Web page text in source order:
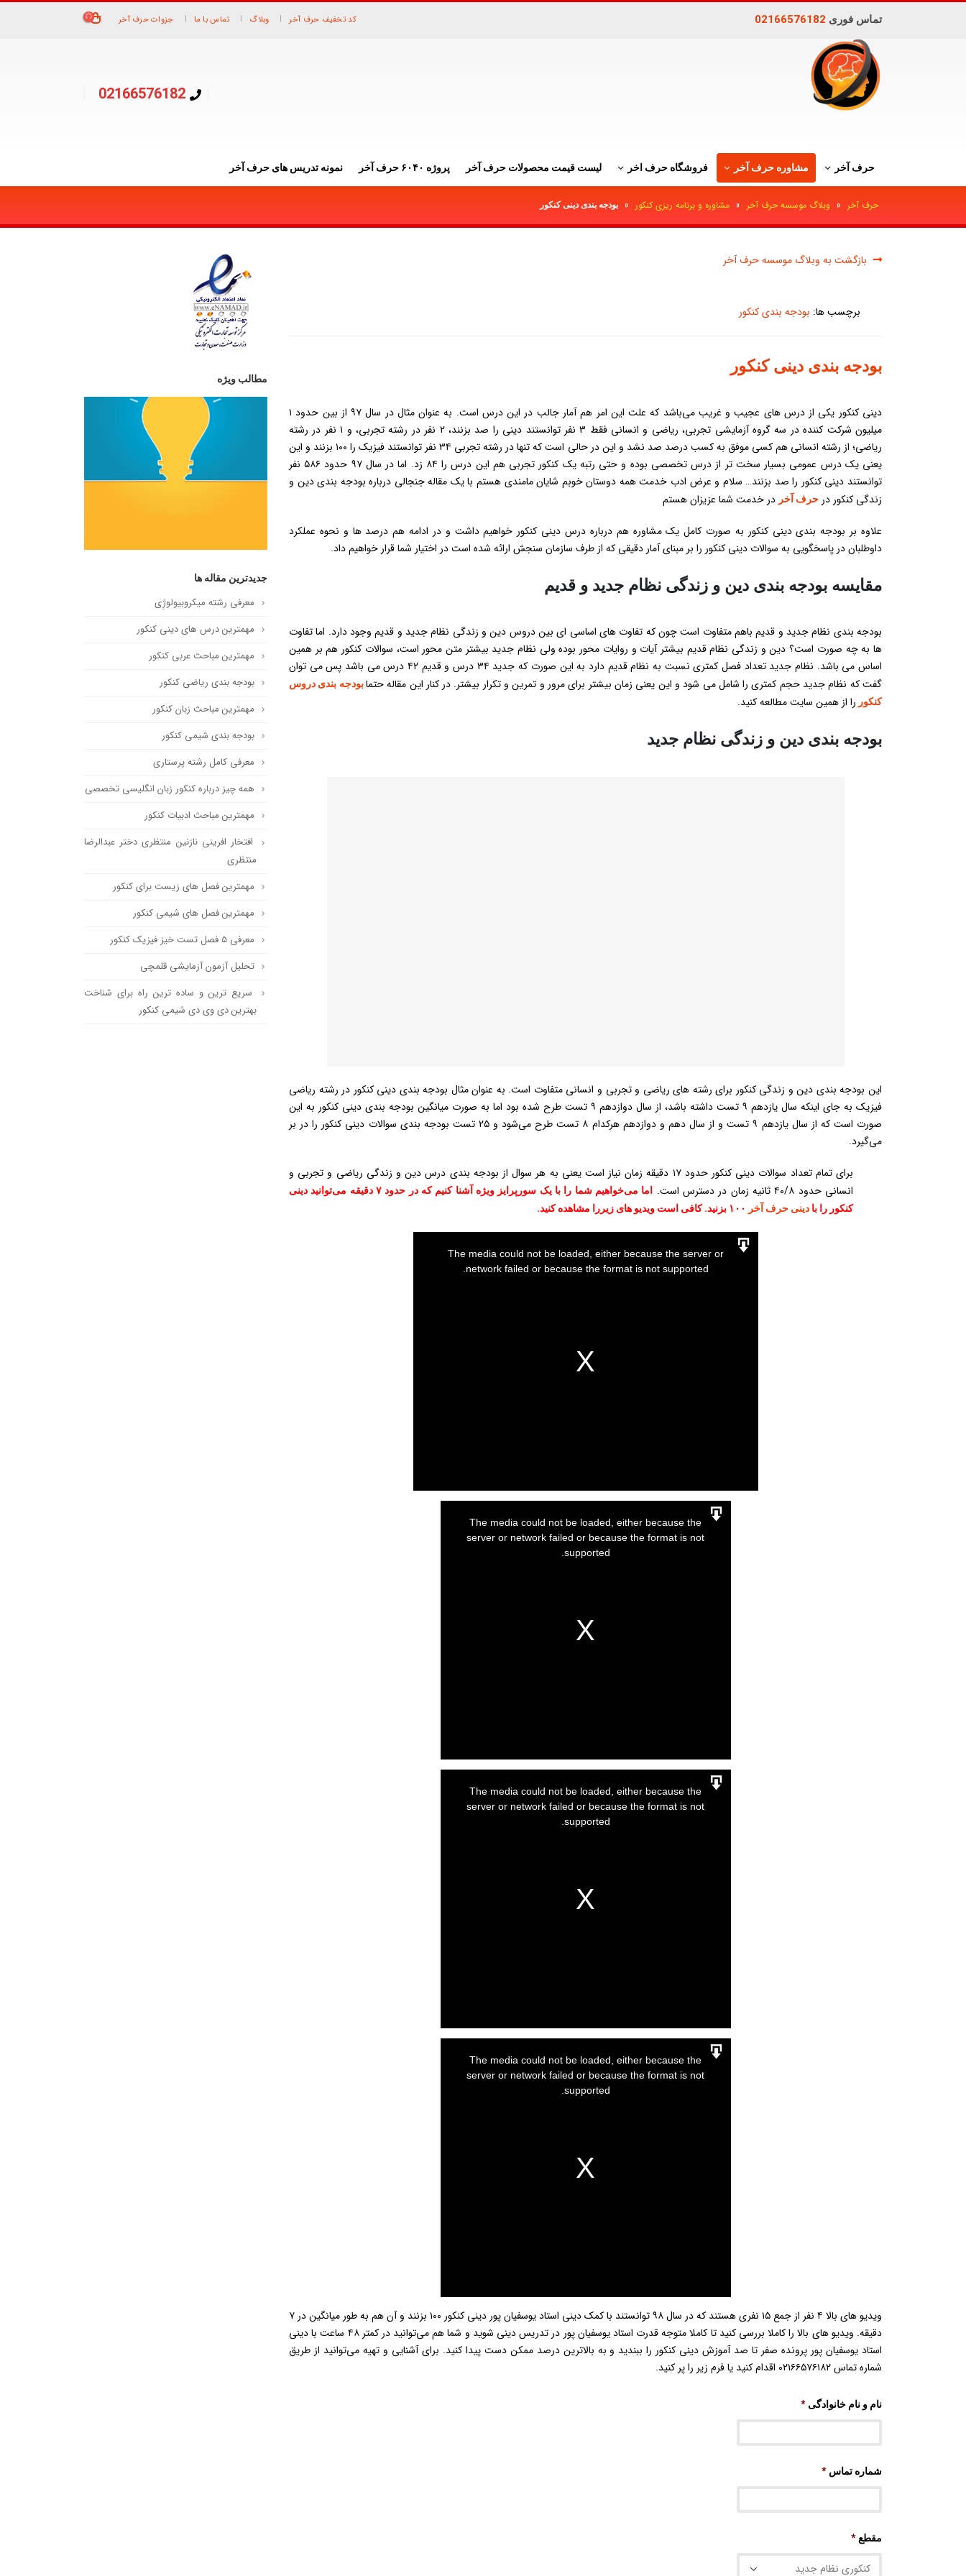
تماس فوری 02166576182 کد تخفیف حرف آخر وبلاگ تماس با ما جزوات حرف آخر
02166576182
حرف آخر مشاوره حرف آخر فروشگاه حرف اخر لیست قیمت محصولات حرف آخر پروژه ۶۰۴۰ حرف آخر نمونه تدریس های حرف آخر
حرف آخر » وبلاگ موسسه حرف آخر » مشاوره و برنامه ریزی کنکور » بودجه بندی دینی کنکور
بازگشت به وبلاگ موسسه حرف آخر
برچسب ها: بودجه بندی کنکور
بودجه بندی دینی کنکور
دینی کنکور یکی از درس های عجیب و غریب می‌باشد که علت این امر هم آمار جالب در این درس است. به عنوان مثال در سال ۹۷ از بین حدود ۱
میلیون شرکت کننده در سه گروه آزمایشی تجربی، ریاضی و انسانی فقط ۳ نفر توانستند دینی را صد بزنند، ۲ نفر در رشته تجربی، و ۱ نفر در رشته
ریاضی؛ از رشته انسانی هم کسی موفق به کسب درصد صد نشد و این در حالی است که تنها در رشته تجربی ۳۴ نفر توانستند فیزیک را ۱۰۰ بزنند و این
یعنی یک درس عمومی بسیار سخت تر از درس تخصصی بوده و حتی رتبه یک کنکور تجربی هم این درس را ۸۴ زد. اما در سال ۹۷ حدود ۵۸۶ نفر
توانستند دینی کنکور را صد بزنند… سلام و عرض ادب خدمت همه دوستان خوبم شایان مامندی هستم با یک مقاله جنجالی درباره بودجه بندی دین و
زندگی کنکور در حرف آخر در خدمت شما عزیزان هستم
علاوه بر بودجه بندی دینی کنکور به صورت کامل یک مشاوره هم درباره درس دینی کنکور خواهیم داشت و در ادامه هم درصد ها و نحوه عملکرد
داوطلبان در پاسخگویی به سوالات دینی کنکور را بر مبنای آمار دقیقی که از طرف سازمان سنجش ارائه شده است در اختیار شما قرار خواهیم داد.
مقایسه بودجه بندی دین و زندگی نظام جدید و قدیم
بودجه بندی نظام جدید و قدیم باهم متفاوت است چون که تفاوت های اساسی ای بین دروس دین و زندگی نظام جدید و قدیم وجود دارد. اما تفاوت
ها به چه صورت است؟ دین و زندگی نظام قدیم بیشتر آیات و روایات محور بوده ولی نظام جدید بیشتر متن محور است، سوالات کنکور هم بر همین
اساس می باشد. نظام جدید تعداد فصل کمتری نسبت به نظام قدیم دارد به این صورت که جدید ۳۴ درس و قدیم ۴۲ درس می باشد پس می توان
گفت که نظام جدید حجم کمتری را شامل می شود و این یعنی زمان بیشتر برای مرور و تمرین و تکرار بیشتر. در کنار این مقاله حتمابودجه بندی دروس
کنکور را از همین سایت مطالعه کنید.
بودجه بندی دین و زندگی نظام جدید
این بودجه بندی دین و زندگی کنکور برای رشته های ریاضی و تجربی و انسانی متفاوت است. به عنوان مثال بودجه بندی دینی کنکور در رشته ریاضی
فیزیک به جای اینکه سال یازدهم ۹ تست داشته باشد، از سال دوازدهم ۹ تست طرح شده بود اما به صورت میانگین بودجه بندی دینی کنکور به این
صورت است که از سال یازدهم ۹ تست و از سال دهم و دوازدهم هرکدام ۸ تست طرح می‌شود و ۲۵ تست بودجه بندی سوالات دینی کنکور را در بر
می‌گیرد.
برای تمام تعداد سوالات دینی کنکور حدود ۱۷ دقیقه زمان نیاز است یعنی به هر سوال از بودجه بندی درس دین و زندگی ریاضی و تجربی و
انسانی حدود ۴۰/۸ ثانیه زمان در دسترس است.
اما می‌خواهیم شما را با یک سورپرایز ویژه آشنا کنیم که در حدود ۷ دقیقه می‌توانید دینی
کنکور را با دینی حرف آخر
The media could not be loaded, either because the server or
network failed or because the format is not supported.
The media could not be loaded, either because the
server or network failed or because the format is not
supported.
The media could not be loaded, either because the
server or network failed or because the format is not
supported.
The media could not be loaded, either because the
server or network failed or because the format is not
supported.
ویدیو های بالا ۴ نفر از جمع ۱۵ نفری هستند که در سال ۹۸ توانستند با کمک دینی استاد یوسفیان پور دینی کنکور ۱۰۰ بزنند و آن هم به طور میانگین در ۷
دقیقه. ویدیو های بالا را کاملا بررسی کنید تا کاملا متوجه قدرت استاد یوسفیان پور در تدریس دینی شوید و شما هم می‌توانید در کمتر ۴۸ ساعت با دینی
استاد یوسفیان پور پرونده صفر تا صد آموزش دینی کنکور را ببندید و به بالاترین درصد ممکن دست پیدا کنید. برای آشنایی و تهیه می‌توانید از طریق
شماره تماس ۰۲۱۶۶۵۷۶۱۸۲ اقدام کنید یا فرم زیر را پر کنید.
نام و نام خانوادگی *
شماره تماس *
مقطع *
مطالب ویژه
جدیدترین مقاله ها
معرفی رشته میکروبیولوژِی
مهمترین درس های دینی کنکور
مهمترین مباحث عربی کنکور
بودجه بندی ریاضی کنکور
مهمترین مباحث زبان کنکور
بودجه بندی شیمی کنکور
معرفی کامل رشته پرستاری
همه چیز درباره کنکور زبان انگلیسی تخصصی
مهمترین مباحث ادبیات کنکور
افتخار افرینی نازنین منتظری دختر عبدالرضا
منتظری
مهمترین فصل های زیست برای کنکور
مهمترین فصل های شیمی کنکور
معرفی ۵ فصل تست خیز فیزیک کنکور
تحلیل آزمون آزمایشی قلمچی
سریع ترین و ساده ترین راه برای شناخت
بهترین دی وی دی شیمی کنکور